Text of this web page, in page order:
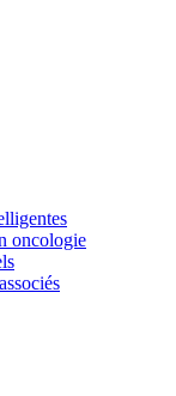
le catalogue
complet.
oncologie